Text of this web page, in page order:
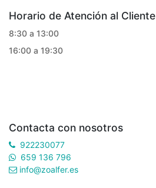
Horario de Atención al Cliente
8:30 a 13:00
16:00 a 19:30
Contacta con nosotros
922230077
659 136 796
info@zoalfer.es